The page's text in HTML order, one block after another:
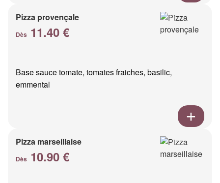
Pizza provençale
Dès 11.40 €
Base sauce tomate, tomates fraiches, basilic,
emmental
Pizza marseillaise
Dès 10.90 €